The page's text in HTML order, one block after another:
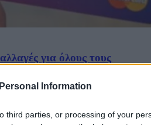
Information
third parties, or processing of your
για όλους τους